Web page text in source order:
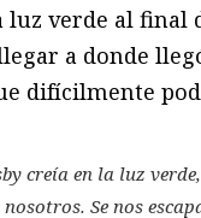
verde al final
a donde
difícilmente
creía en la luz
Se nos